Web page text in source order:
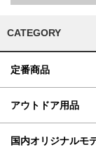
CATEGORY
定番商品
アウトドア用品
国内オリジナルモ